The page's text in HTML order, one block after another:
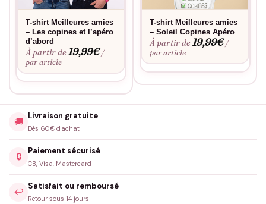
T-shirt Meilleures amies
– Les copines et l’apéro
d’abord
À partir de19,99€ /
par article
T-shirt Meilleures amies
– Soleil Copines Apéro
À partir de19,99€ /
par article
🚚
Livraison gratuite
Dès 60€ d'achat
🔒
Paiement sécurisé
CB, Visa, Mastercard
↩️
Satisfait ou remboursé
Retour sous 14 jours